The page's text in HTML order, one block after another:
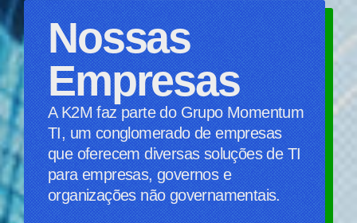
​​​Nossas
Empresas
A K2M faz parte do Grupo Momentum
TI, um conglomerado de empresas
que oferecem diversas soluções de TI
para empresas, governos e
organizações não governamentais.